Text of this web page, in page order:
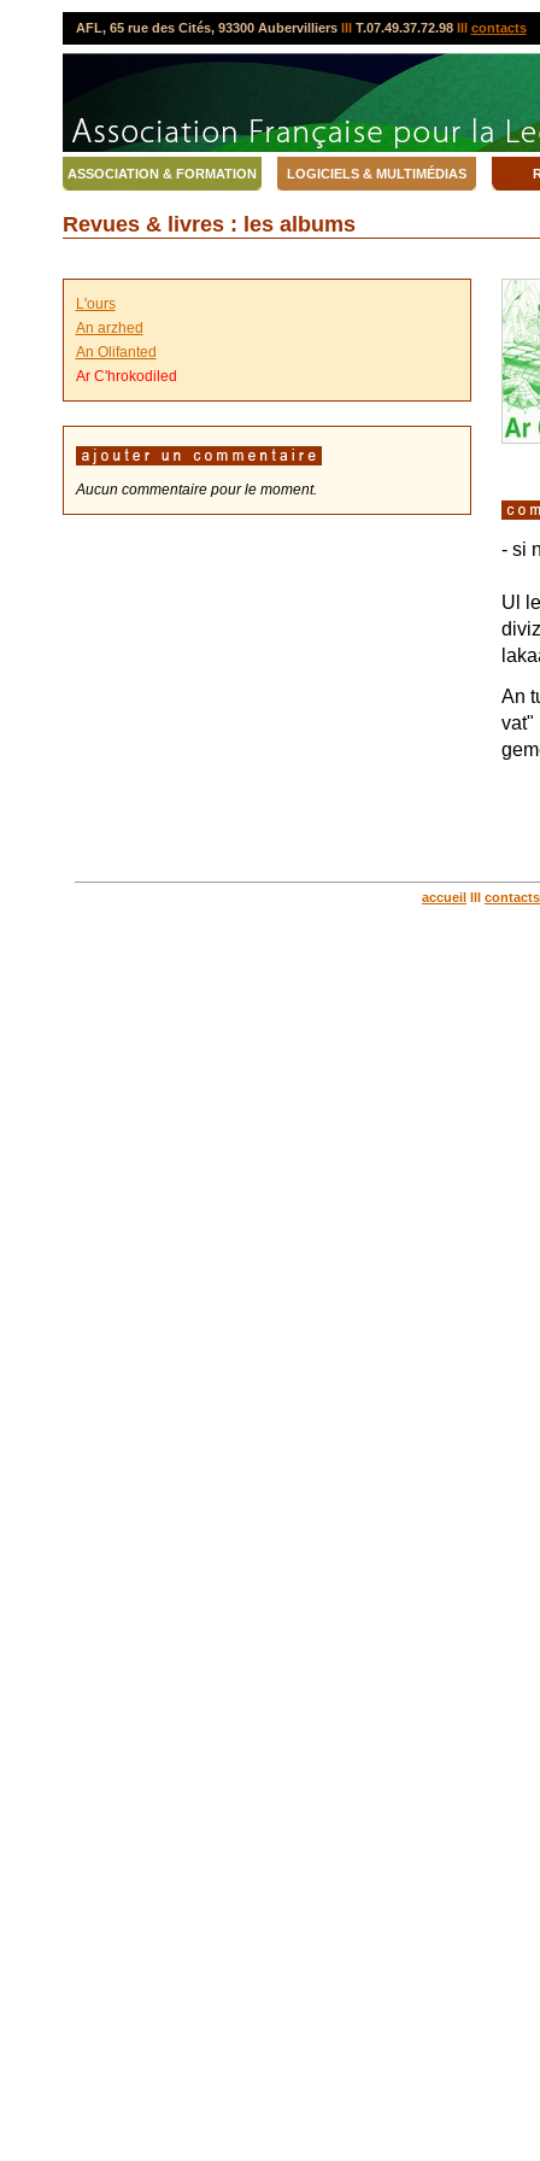
AFL, 65 rue des Cités, 93300 AubervillierslllT.07.49.37.72.98 lll contacts
ASSOCIATION & FORMATION LOGICIELS & MULTIMÉDIAS
Revues & livres : les albums
L'ours
An arzhed
An Olifanted
Ar C'hrokodiled
Aucun commentaire pour le moment.
- si
Ul
An
vat"
accueil lll contacts